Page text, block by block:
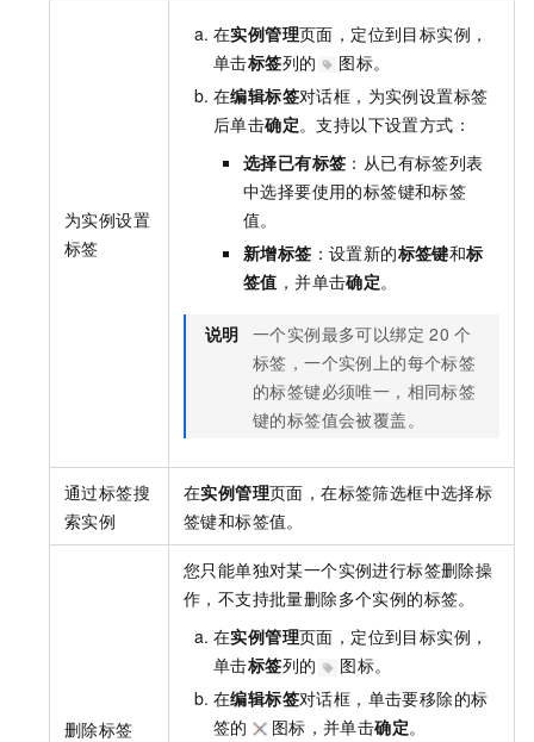
为实例设置
标签
在实例管理页面，定位到目标实例，
单击标签列的
图标。
在编辑标签对话框，为实例设置标签
后单击确定。支持以下设置方式：
选择已有标签 ：从已有标签列表
中选择要使用的标签键和标签
值。
新增标签 ：设置新的标签键和标
签值 ，并单击确定。
说明 一个实例最多可以绑定 20 个
标签，一个实例上的每个标签
的标签键必须唯一，相同标签
键的标签值会被覆盖。
通过标签搜
索实例
在实例管理页面，在标签筛选框中选择标
签键和标签值。
删除标签
您只能单独对某一个实例进行标签删除操
作，不支持批量删除多个实例的标签。
在实例管理页面，定位到目标实例，
单击标签列的
图标。
在编辑标签对话框，单击要移除的标
签的
图标，并单击确定。